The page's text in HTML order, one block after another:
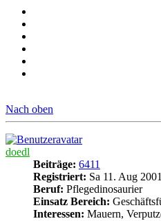
Nach oben
doedl
Beiträge: 6411
Registriert: Sa 11. Aug
Beruf: Pflegedinosaurier
Einsatz Bereich:
Interessen: Mauern,